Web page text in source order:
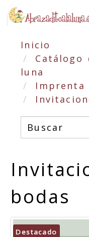
Inicio
Catálogo
luna
Imprenta
bodas
Destacado